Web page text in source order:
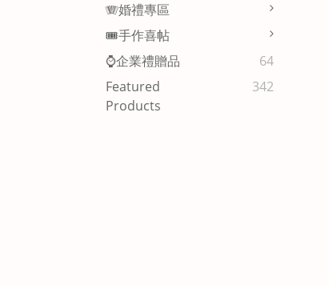
🪗婚禮專區
🎟️手作喜帖
⌚企業禮贈品
64
Featured
Products
342